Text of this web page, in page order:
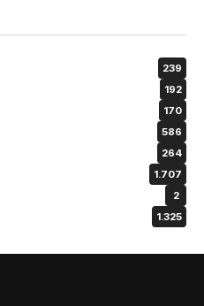
239
192
170
586
264
1.707
2
1.325